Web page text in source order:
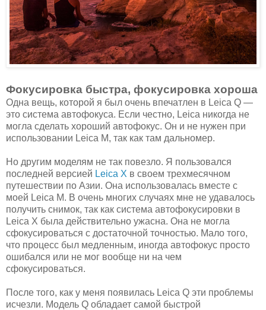
Фокусировка быстра, фокусировка хороша
Одна вещь, которой я был очень впечатлен в Leica Q —
это система автофокуса. Если честно, Leica никогда не
могла сделать хороший автофокус. Он и не нужен при
использовании Leica M, так как там дальномер.
Но другим моделям не так повезло. Я пользовался
последней версией Leica X в своем трехмесячном
путешествии по Азии. Она использовалась вместе с
моей Leica M. В очень многих случаях мне не удавалось
получить снимок, так как система автофокусировки в
Leica X была действительно ужасна. Она не могла
сфокусироваться с достаточной точностью. Мало того,
что процесс был медленным, иногда автофокус просто
ошибался или не мог вообще ни на чем
сфокусироваться.
После того, как у меня появилась Leica Q эти проблемы
исчезли. Модель Q обладает самой быстрой